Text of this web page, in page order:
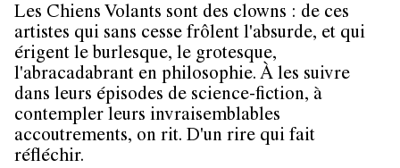
Les Chiens Volants sont des clowns : de ces
artistes qui sans cesse frôlent l'absurde, et qui
érigent le burlesque, le grotesque,
l'abracadabrant en philosophie. À les suivre
dans leurs épisodes de science-fiction, à
contempler leurs invraisemblables
accoutrements, on rit. D'un rire qui fait
réfléchir.